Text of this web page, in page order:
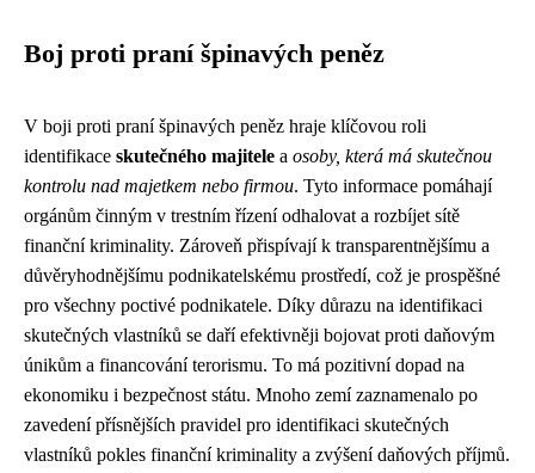
Boj proti praní špinavých peněz
V boji proti praní špinavých peněz hraje klíčovou roli
identifikace skutečného majitele a osoby, která má skutečnou
kontrolu nad majetkem nebo firmou. Tyto informace pomáhají
orgánům činným v trestním řízení odhalovat a rozbíjet sítě
finanční kriminality. Zároveň přispívají k transparentnějšímu a
důvěryhodnějšímu podnikatelskému prostředí, což je prospěšné
pro všechny poctivé podnikatele. Díky důrazu na identifikaci
skutečných vlastníků se daří efektivněji bojovat proti daňovým
únikům a financování terorismu. To má pozitivní dopad na
ekonomiku i bezpečnost státu. Mnoho zemí zaznamenalo po
zavedení přísnějších pravidel pro identifikaci skutečných
vlastníků pokles finanční kriminality a zvýšení daňových příjmů.